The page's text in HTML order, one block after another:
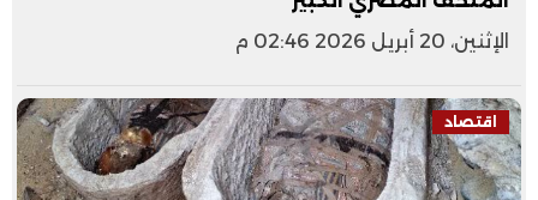
الإثنين، 20 أبريل 2026 02:46 م
اقتصاد